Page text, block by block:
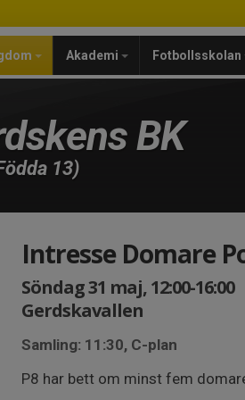
Akademi Fotbollsskolan
BK
13)
Intresse Domare
Söndag 31 maj, 12:00-16:00
Gerdskavallen
Samling: 11:30, C-plan
P8 har bett om minst fem